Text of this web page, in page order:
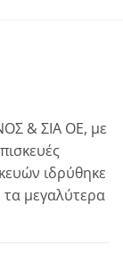
& ΣΙΑ ΟΕ, με
ιδρύθηκε
τα μεγαλύτερα